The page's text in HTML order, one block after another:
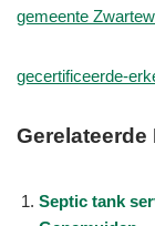
gemeente
gecertificeerde-
Gerelateerde
Septic tank